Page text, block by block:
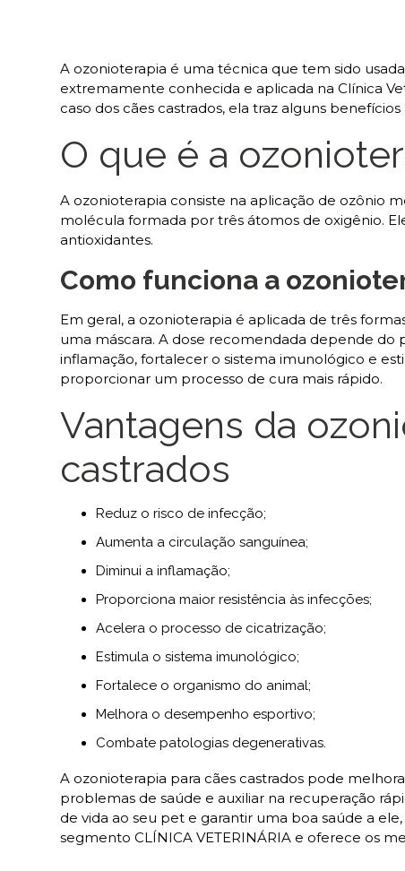
A ozonioterapia é uma técnica que tem sido
extremamente conhecida e aplicada na Clínica
caso dos cães castrados, ela traz alguns
O que é a
A ozonioterapia consiste na aplicação de ozônio
molécula formada por três átomos de oxigênio.
antioxidantes.
Como funciona a
Em geral, a ozonioterapia é aplicada de três
uma máscara. A dose recomendada depende do
inflamação, fortalecer o sistema imunológico e
proporcionar um processo de cura mais rápido.
Vantagens da
castrados
Reduz o risco de infecção;
Aumenta a circulação sanguínea;
Diminui a inflamação;
Proporciona maior resistência às infecções;
Acelera o processo de cicatrização;
Estimula o sistema imunológico;
Fortalece o organismo do animal;
Melhora o desempenho esportivo;
Combate patologias degenerativas.
A ozonioterapia para cães castrados pode
problemas de saúde e auxiliar na recuperação
de vida ao seu pet e garantir uma boa saúde a
segmento CLÍNICA VETERINÁRIA e oferece os